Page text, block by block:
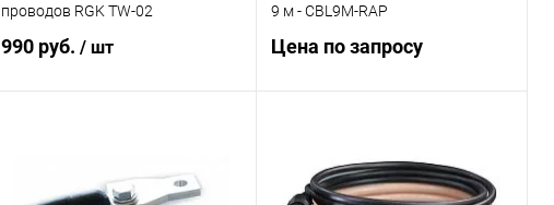
проводов RGK TW-02
990 руб. / шт
Купить в 1 клик Сравнение
9 м - CBL9M-RAP
Цена по запросу
Купить в 1 клик Сравнение